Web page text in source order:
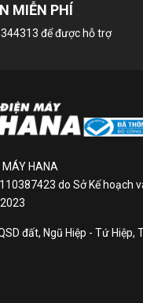
giữa thiết
lớn máy lạnh
truyền thống thì nay,
CS-AU12BKH-8 đã tạo
đen sang trọng. Lần đầu
hữu màu đen hiện đại,
cấp, khác biệt trong mọi
MIỄN PHÍ
để được hỗ trợ
MÁY HANA
do Sở Kế hoạch
đất, Ngũ Hiệp - Tứ Hiệp,